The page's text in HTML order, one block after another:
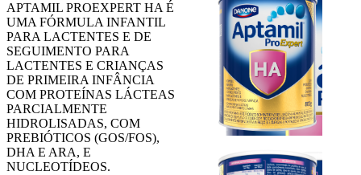
APTAMIL PROEXPERT HA É
UMA FÓRMULA INFANTIL
PARA LACTENTES E DE
SEGUIMENTO PARA
LACTENTES E CRIANÇAS
DE PRIMEIRA INFÂNCIA
COM PROTEÍNAS LÁCTEAS
PARCIALMENTE
HIDROLISADAS, COM
PREBIÓTICOS (GOS/FOS),
DHA E ARA, E
NUCLEOTÍDEOS.